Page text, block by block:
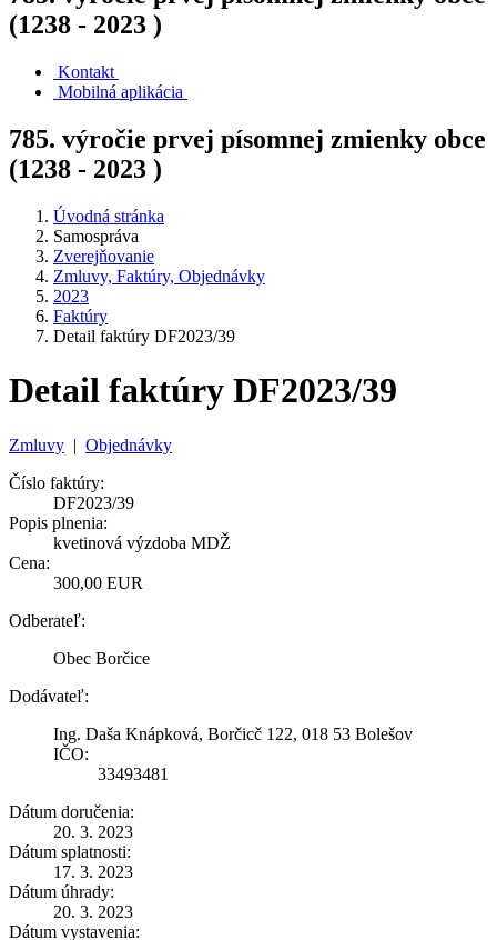
(1238 - 2023 )
Kontakt
Mobilná aplikácia
785. výročie prvej písomnej zmienky obce
(1238 - 2023 )
Úvodná stránka
Samospráva
Zverejňovanie
Zmluvy, Faktúry, Objednávky
2023
Faktúry
Detail faktúry DF2023/39
Detail faktúry DF2023/39
Zmluvy | Objednávky
Číslo faktúry:
DF2023/39
Popis plnenia:
kvetinová výzdoba MDŽ
Cena:
300,00 EUR
Odberateľ:
Obec Borčice
Dodávateľ:
Ing. Daša Knápková, Borčicč 122, 018 53 Bolešov
IČO:
33493481
Dátum doručenia:
20. 3. 2023
Dátum splatnosti:
17. 3. 2023
Dátum úhrady:
20. 3. 2023
Dátum vystavenia: